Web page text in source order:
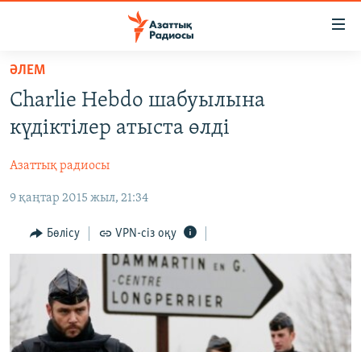
Skip
main
content
Skip
to
Navigation
ЖАҢАЛЫҚТАР
AZATTYQTV
ҚАҢТАР ОҚИҒАСЫ
АДАМ ҚҰҚЫҚТАРЫ
ӘЛЕУМЕТ
АРНАЙЫ ЖОБАЛАР
Русский
ӘЛЕМ
Charlie Hebdo шабуылына
күдіктілер атыста өлді
Азаттық радиосы
9 қаңтар 2015 жыл, 21:34
Бөлісу VPN-сіз оқу